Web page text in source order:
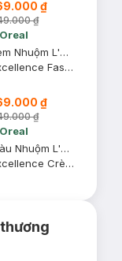
₫
₫
Kem Nhuộm L'Oreal Dưỡng Tóc Sâu 6.1 Nâu Lạnh 172ml
Excellence Fashion Hair Color Cream #6.1 Beige Medium Brown
₫
₫
Màu Nhuộm L'Oreal Dưỡng Tóc Phủ Bạc 5.35 Nâu Socola 172ml
Excellence Crème #5.35 Chocolate Brown